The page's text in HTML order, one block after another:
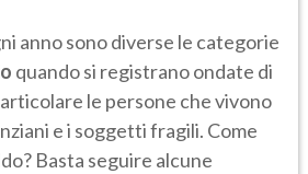
anno sono diverse le categorie
quando si registrano ondate di
le persone che vivono
e i soggetti fragili. Come
Basta seguire alcune